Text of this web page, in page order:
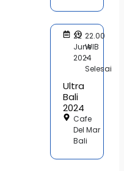
22
June
2024
22.00
WIB
-
Selesai
Ultra
Bali
2024
Cafe
Del Mar
Bali